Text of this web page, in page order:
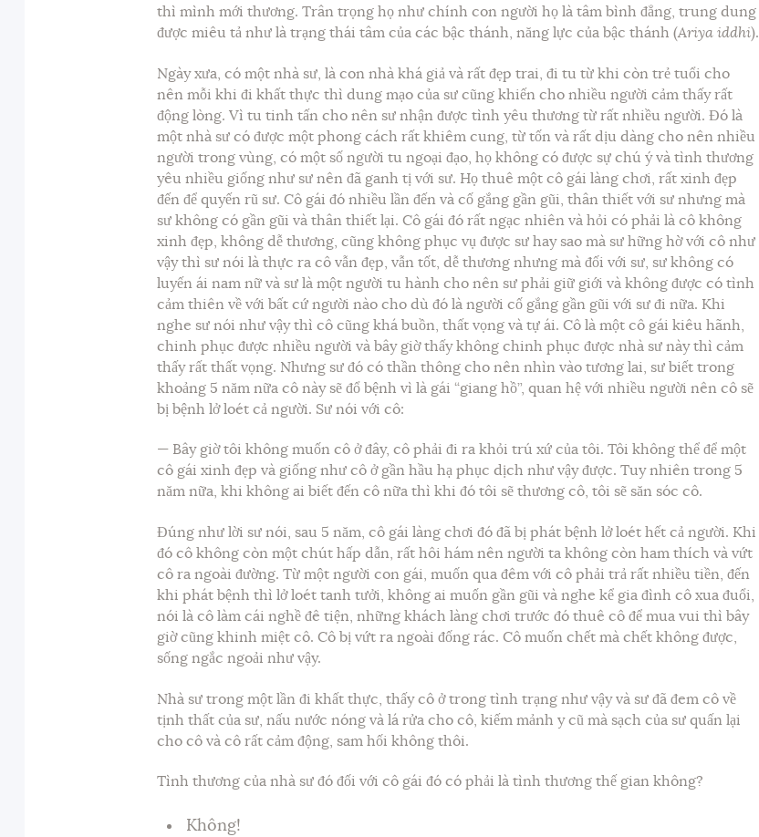
thì mình mới thương. Trân trọng họ như chính con người họ là tâm bình đẳng, trung dung
được miêu tả như là trạng thái tâm của các bậc thánh, năng lực của bậc thánh (Ariya iddhi).
Ngày xưa, có một nhà sư, là con nhà khá giả và rất đẹp trai, đi tu từ khi còn trẻ tuổi cho
nên mỗi khi đi khất thực thì dung mạo của sư cũng khiến cho nhiều người cảm thấy rất
động lòng. Vì tu tinh tấn cho nên sư nhận được tình yêu thương từ rất nhiều người. Đó là
một nhà sư có được một phong cách rất khiêm cung, từ tốn và rất dịu dàng cho nên nhiều
người trong vùng, có một số người tu ngoại đạo, họ không có được sự chú ý và tình thương
yêu nhiều giống như sư nên đã ganh tị với sư. Họ thuê một cô gái làng chơi, rất xinh đẹp
đến để quyến rũ sư. Cô gái đó nhiều lần đến và cố gắng gần gũi, thân thiết với sư nhưng mà
sư không có gần gũi và thân thiết lại. Cô gái đó rất ngạc nhiên và hỏi có phải là cô không
xinh đẹp, không dễ thương, cũng không phục vụ được sư hay sao mà sư hững hờ với cô như
vậy thì sư nói là thực ra cô vẫn đẹp, vẫn tốt, dễ thương nhưng mà đối với sư, sư không có
luyến ái nam nữ và sư là một người tu hành cho nên sư phải giữ giới và không được có tình
cảm thiên về với bất cứ người nào cho dù đó là người cố gắng gần gũi với sư đi nữa. Khi
nghe sư nói như vậy thì cô cũng khá buồn, thất vọng và tự ái. Cô là một cô gái kiêu hãnh,
chinh phục được nhiều người và bây giờ thấy không chinh phục được nhà sư này thì cảm
thấy rất thất vọng. Nhưng sư đó có thần thông cho nên nhìn vào tương lai, sư biết trong
khoảng 5 năm nữa cô này sẽ đổ bệnh vì là gái “giang hồ”, quan hệ với nhiều người nên cô sẽ
bị bệnh lở loét cả người. Sư nói với cô:
— Bây giờ tôi không muốn cô ở đây, cô phải đi ra khỏi trú xứ của tôi. Tôi không thể để một
cô gái xinh đẹp và giống như cô ở gần hầu hạ phục dịch như vậy được. Tuy nhiên trong 5
năm nữa, khi không ai biết đến cô nữa thì khi đó tôi sẽ thương cô, tôi sẽ săn sóc cô.
Đúng như lời sư nói, sau 5 năm, cô gái làng chơi đó đã bị phát bệnh lở loét hết cả người. Khi
đó cô không còn một chút hấp dẫn, rất hôi hám nên người ta không còn ham thích và vứt
cô ra ngoài đường. Từ một người con gái, muốn qua đêm với cô phải trả rất nhiều tiền, đến
khi phát bệnh thì lở loét tanh tưởi, không ai muốn gần gũi và nghe kể gia đình cô xua đuổi,
nói là cô làm cái nghề đê tiện, những khách làng chơi trước đó thuê cô để mua vui thì bây
giờ cũng khinh miệt cô. Cô bị vứt ra ngoài đống rác. Cô muốn chết mà chết không được,
sống ngắc ngoải như vậy.
Nhà sư trong một lần đi khất thực, thấy cô ở trong tình trạng như vậy và sư đã đem cô về
tịnh thất của sư, nấu nước nóng và lá rửa cho cô, kiếm mảnh y cũ mà sạch của sư quấn lại
cho cô và cô rất cảm động, sam hối không thôi.
Tình thương của nhà sư đó đối với cô gái đó có phải là tình thương thế gian không?
Không!